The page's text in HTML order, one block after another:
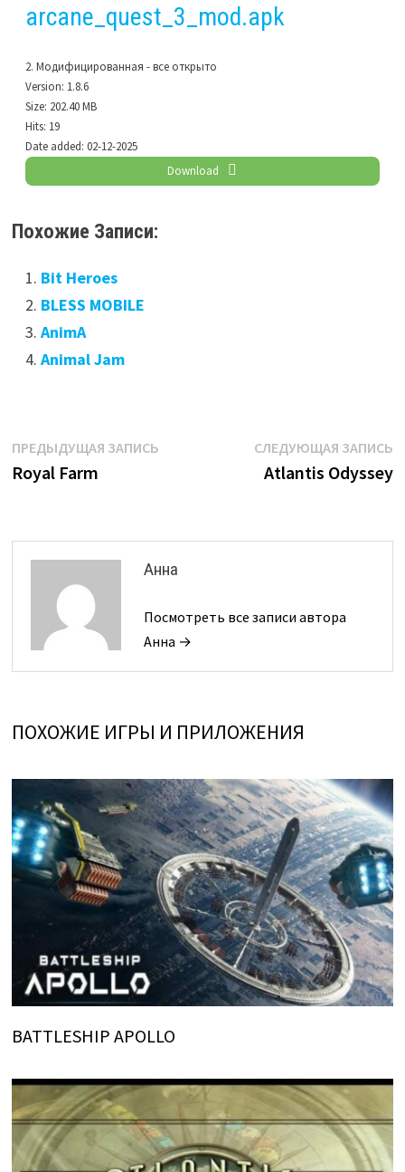
arcane_quest_3_mod.apk
2. Модифицированная - все открыто
Version: 1.8.6
Size: 202.40 MB
Hits: 19
Date added: 02-12-2025
Download
Похожие Записи:
Bit Heroes
BLESS MOBILE
AnimA
Animal Jam
Навигация
по
ПРЕДЫДУЩАЯ ЗАПИСЬПредыдущая
Royal Farm
СЛЕДУЮЩАЯ ЗАПИСЬ
Atlantis Odyssey
Анна
Посмотреть все записи автора
Анна →
ПОХОЖИЕ ИГРЫ И ПРИЛОЖЕНИЯ
BATTLESHIP APOLLO